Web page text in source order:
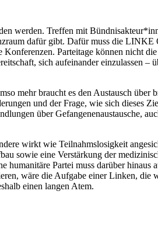
werden. Treffen mit
dafür gibt. Dafür muss die LINKE
Parteitage können nicht
sich aufeinander einzulassen –
mehr braucht es den Austausch
und der Frage, wie sich dieses
über Gefangenenaustausche,
wirkt wie Teilnahmslosigkeit
sowie eine Verstärkung der
Partei muss darüber hinaus
wäre die Aufgabe einer Linken,
einen langen Atem.